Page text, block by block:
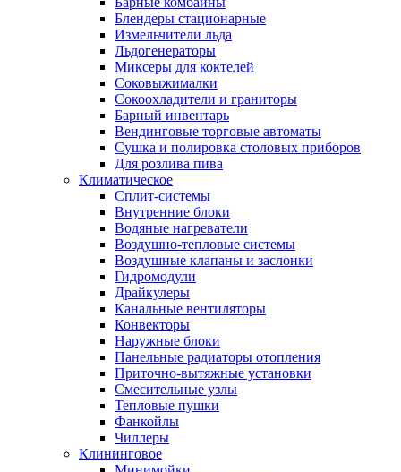
Блендеры стационарные
Измельчители льда
Льдогенераторы
Миксеры для коктелей
Соковыжималки
Сокоохладители и граниторы
Барный инвентарь
Вендинговые торговые автоматы
Сушка и полировка столовых приборов
Для розлива пива
Климатическое
Сплит-системы
Внутренние блоки
Водяные нагреватели
Воздушно-тепловые системы
Воздушные клапаны и заслонки
Гидромодули
Драйкулеры
Канальные вентиляторы
Конвекторы
Наружные блоки
Панельные радиаторы отопления
Приточно-вытяжные установки
Смесительные узлы
Тепловые пушки
Фанкойлы
Чиллеры
Клининговое